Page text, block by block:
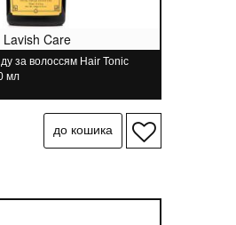
Lavish Care
за волоссям Hair Tonic
мл